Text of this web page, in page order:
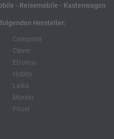
- Reisemobile - Kastenwagen
Hersteller:
Campster
Clever
Etrusco
Hobby
Laika
Morelo
Pössl